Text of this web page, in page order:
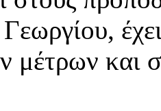
μέτρων και